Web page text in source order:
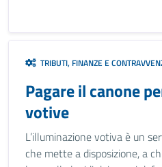
TRIBUTI, FINANZE E
Pagare il canone
votive
L’illuminazione votiva è un
che mette a disposizione, a